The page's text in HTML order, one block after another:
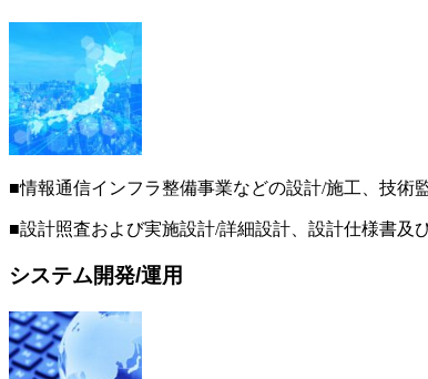
■情報通信インフラ整備事業などの設計/施工、技術
■設計照査および実施設計/詳細設計、設計仕様書及
システム開発/運用